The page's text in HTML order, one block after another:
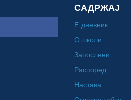
САДРЖАЈ
Е-дневник
О школи
Запослени
Распоред
Настава